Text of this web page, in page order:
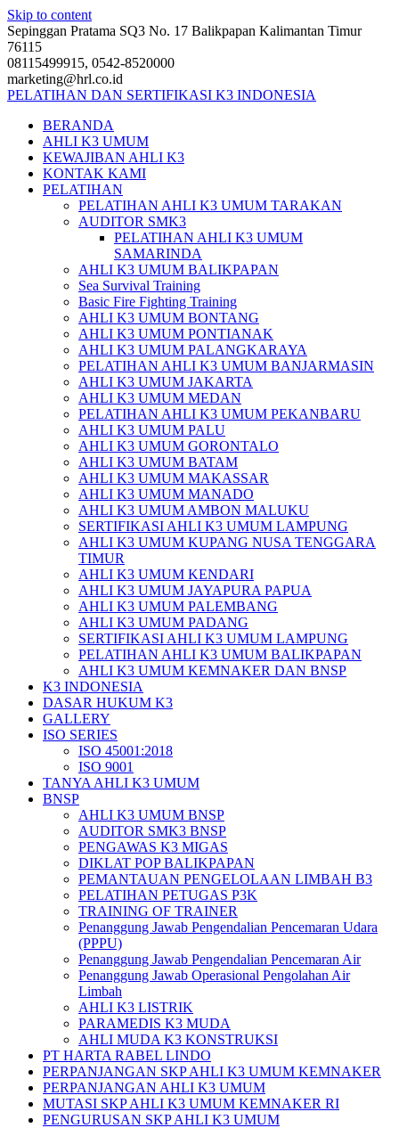
Skip to content
Sepinggan Pratama SQ3 No. 17 Balikpapan Kalimantan Timur
76115
08115499915, 0542-8520000
marketing@hrl.co.id
PELATIHAN DAN SERTIFIKASI K3 INDONESIA
BERANDA
AHLI K3 UMUM
KEWAJIBAN AHLI K3
KONTAK KAMI
PELATIHAN
PELATIHAN AHLI K3 UMUM TARAKAN
AUDITOR SMK3
PELATIHAN AHLI K3 UMUM
SAMARINDA
AHLI K3 UMUM BALIKPAPAN
Sea Survival Training
Basic Fire Fighting Training
AHLI K3 UMUM BONTANG
AHLI K3 UMUM PONTIANAK
AHLI K3 UMUM PALANGKARAYA
PELATIHAN AHLI K3 UMUM BANJARMASIN
AHLI K3 UMUM JAKARTA
AHLI K3 UMUM MEDAN
PELATIHAN AHLI K3 UMUM PEKANBARU
AHLI K3 UMUM PALU
AHLI K3 UMUM GORONTALO
AHLI K3 UMUM BATAM
AHLI K3 UMUM MAKASSAR
AHLI K3 UMUM MANADO
AHLI K3 UMUM AMBON MALUKU
SERTIFIKASI AHLI K3 UMUM LAMPUNG
AHLI K3 UMUM KUPANG NUSA TENGGARA
TIMUR
AHLI K3 UMUM KENDARI
AHLI K3 UMUM JAYAPURA PAPUA
AHLI K3 UMUM PALEMBANG
AHLI K3 UMUM PADANG
SERTIFIKASI AHLI K3 UMUM LAMPUNG
PELATIHAN AHLI K3 UMUM BALIKPAPAN
AHLI K3 UMUM KEMNAKER DAN BNSP
K3 INDONESIA
DASAR HUKUM K3
GALLERY
ISO SERIES
ISO 45001:2018
ISO 9001
TANYA AHLI K3 UMUM
BNSP
AHLI K3 UMUM BNSP
AUDITOR SMK3 BNSP
PENGAWAS K3 MIGAS
DIKLAT POP BALIKPAPAN
PEMANTAUAN PENGELOLAAN LIMBAH B3
PELATIHAN PETUGAS P3K
TRAINING OF TRAINER
Penanggung Jawab Pengendalian Pencemaran Udara
(PPPU)
Penanggung Jawab Pengendalian Pencemaran Air
Penanggung Jawab Operasional Pengolahan Air
Limbah
AHLI K3 LISTRIK
PARAMEDIS K3 MUDA
AHLI MUDA K3 KONSTRUKSI
PT HARTA RABEL LINDO
PERPANJANGAN SKP AHLI K3 UMUM KEMNAKER
PERPANJANGAN AHLI K3 UMUM
MUTASI SKP AHLI K3 UMUM KEMNAKER RI
PENGURUSAN SKP AHLI K3 UMUM